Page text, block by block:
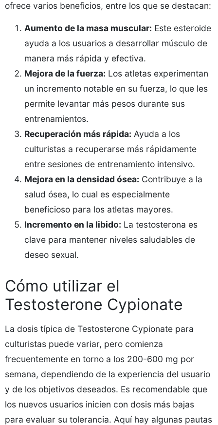
ofrece varios beneficios, entre los que se destacan:
Aumento de la masa muscular: Este esteroide
ayuda a los usuarios a desarrollar músculo de
manera más rápida y efectiva.
Mejora de la fuerza: Los atletas experimentan
un incremento notable en su fuerza, lo que les
permite levantar más pesos durante sus
entrenamientos.
Recuperación más rápida: Ayuda a los
culturistas a recuperarse más rápidamente
entre sesiones de entrenamiento intensivo.
Mejora en la densidad ósea: Contribuye a la
salud ósea, lo cual es especialmente
beneficioso para los atletas mayores.
Incremento en la libido: La testosterona es
clave para mantener niveles saludables de
deseo sexual.
Cómo utilizar el
Testosterone Cypionate
La dosis típica de Testosterone Cypionate para
culturistas puede variar, pero comienza
frecuentemente en torno a los 200-600 mg por
semana, dependiendo de la experiencia del usuario
y de los objetivos deseados. Es recomendable que
los nuevos usuarios inicien con dosis más bajas
para evaluar su tolerancia. Aquí hay algunas pautas